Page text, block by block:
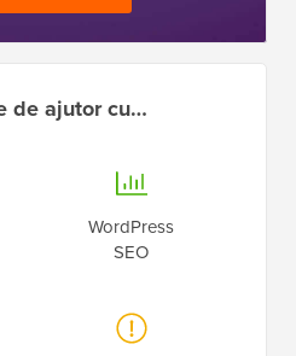
de ajutor cu…
WordPress
SEO